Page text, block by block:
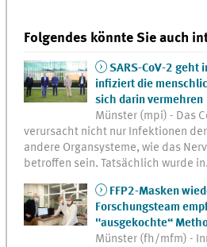
Folgendes könnte Sie auch
SARS-CoV-2 geht
infiziert die
sich darin vermehren
Münster (mpi) - Das
verursacht nicht nur Infektionen
andere Organsysteme, wie das
betroffen sein. Tatsächlich wurde
FFP2-Masken
Forschungsteam
"ausgekochte“
Münster (fh/mfm) -